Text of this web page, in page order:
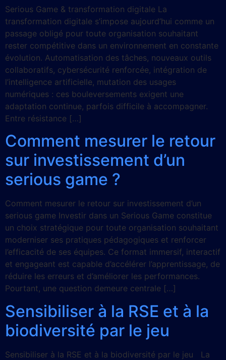
Serious Game & transformation digitale La
transformation digitale s’impose aujourd’hui comme un
passage obligé pour toute organisation souhaitant
rester compétitive dans un environnement en constante
évolution. Automatisation des tâches, nouveaux outils
collaboratifs, cybersécurité renforcée, intégration de
l’intelligence artificielle, mutation des usages
numériques : ces bouleversements exigent une
adaptation continue, parfois difficile à accompagner.
Entre résistance […]
Comment mesurer le retour
sur investissement d’un
serious game ?
Comment mesurer le retour sur investissement d’un
serious game Investir dans un Serious Game constitue
un choix stratégique pour toute organisation souhaitant
moderniser ses pratiques pédagogiques et renforcer
l’efficacité de ses équipes. Ce format immersif, interactif
et engageant est capable d’accélérer l’apprentissage, de
réduire les erreurs et d’améliorer les performances.
Pourtant, une question demeure centrale […]
Sensibiliser à la RSE et à la
biodiversité par le jeu
Sensibiliser à la RSE et à la biodiversité par le jeu La